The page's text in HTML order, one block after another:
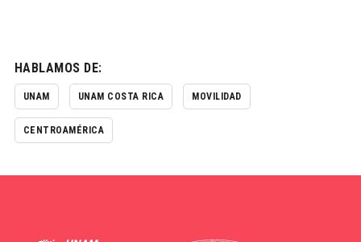
HABLAMOS DE:
UNAM UNAM COSTA RICA MOVILIDAD
CENTROAMÉRICA